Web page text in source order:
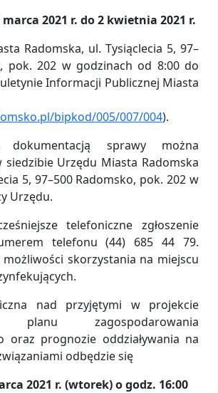
2021 r. do 2 kwietnia 2021 r.
Radomska, ul. Tysiąclecia 5, 97–
pok. 202 w godzinach od 8:00 do
Informacji Publicznej Miasta
bipkod/005/007/004).
sprawy można
siedzibie Urzędu Miasta Radomska
5, 97–500 Radomsko, pok. 202 w
Urzędu.
telefoniczne zgłoszenie
telefonu (44) 685 44 79.
skorzystania na miejscu
nad przyjętymi w projekcie
planu zagospodarowania
oraz prognozie oddziaływania na
odbędzie się
2021 r. (wtorek) o godz. 16:00